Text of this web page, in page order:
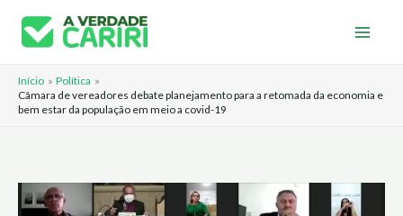
para
conteúdo
Início
Política
Câmara de vereadores debate planejamento para a retomada da economia e
bem estar da população em meio a covid-19